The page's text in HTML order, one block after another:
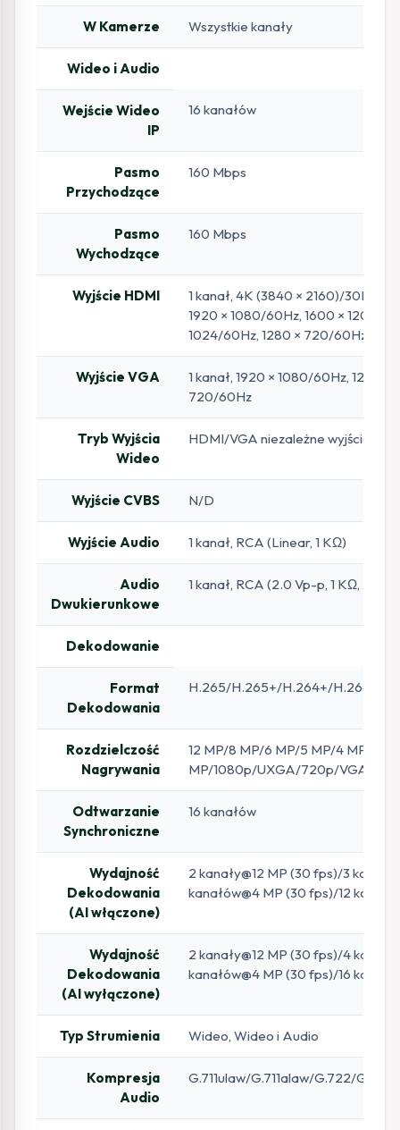
W Kamerze Wszystkie kanały
Wideo i Audio
Wejście Wideo
IP
16 kanałów
Pasmo
Przychodzące
160 Mbps
Pasmo
Wychodzące
160 Mbps
Wyjście HDMI
1 kanał, 4K (3840 × 2160)/30Hz,
1920 × 1080/60Hz, 1600 × 1200/
1024/60Hz, 1280 × 720/60Hz,
Wyjście VGA
1 kanał, 1920 × 1080/60Hz, 1280 ×
720/60Hz
Tryb Wyjścia
Wideo
HDMI/VGA niezależne wyjście
Wyjście CVBS N/D
Wyjście Audio 1 kanał, RCA (Linear, 1 KΩ)
Audio
Dwukierunkowe
1 kanał, RCA (2.0 Vp-p, 1 KΩ, z
Dekodowanie
Format
Dekodowania
H.265/H.265+/H.264+/H.264
Rozdzielczość
Nagrywania
12 MP/8 MP/6 MP/5 MP/4 MP/3
MP/1080p/UXGA/720p/VGA/
Odtwarzanie
Synchroniczne
16 kanałów
Wydajność
Dekodowania
(AI włączone)
2 kanały@12 MP (30 fps)/3
kanałów@4 MP (30 fps)/12
Wydajność
Dekodowania
(AI wyłączone)
2 kanały@12 MP (30 fps)/4
kanałów@4 MP (30 fps)/16
Typ Strumienia Wideo, Wideo i Audio
Kompresja
Audio
G.711ulaw/G.711alaw/G.722/